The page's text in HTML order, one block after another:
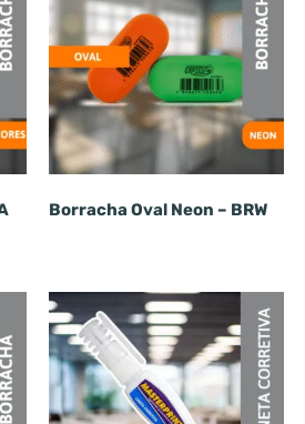
Borracha Oval Neon – BRW